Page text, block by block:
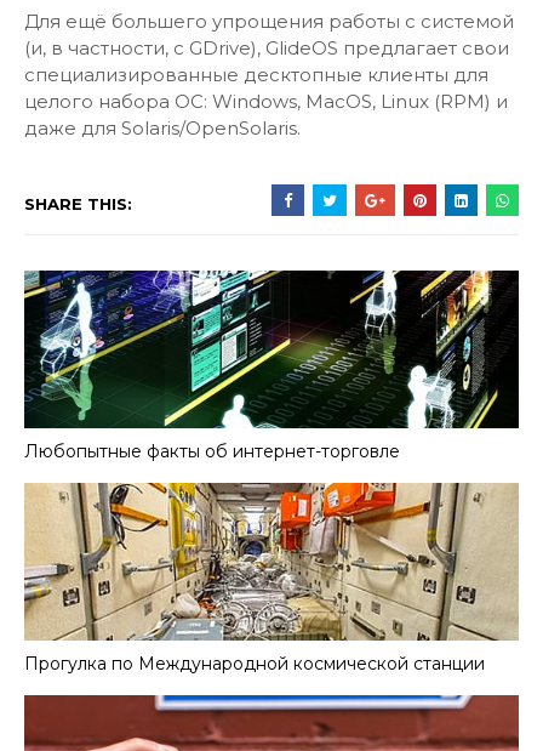
Для ещё большего упрощения работы с системой
(и, в частности, с GDrive), GlideOS предлагает свои
специализированные десктопные клиенты для
целого набора ОС: Windows, MacOS, Linux (RPM) и
даже для Solaris/OpenSolaris.
SHARE THIS:
Любопытные факты об интернет-торговле
Прогулка по Международной космической станции